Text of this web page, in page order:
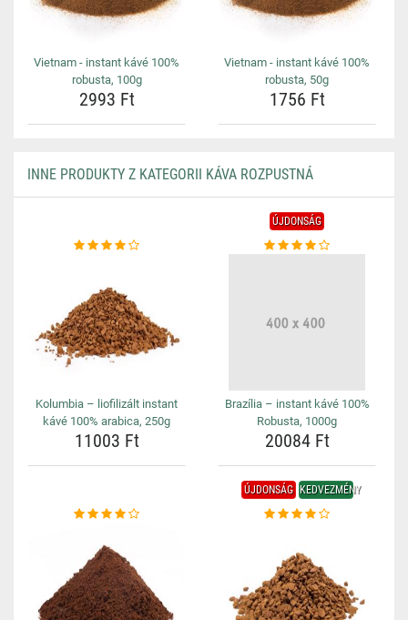
Vietnam - instant kávé 100%
robusta, 100g
2993 Ft
Vietnam - instant kávé 100%
robusta, 50g
1756 Ft
INNE PRODUKTY Z KATEGORII KÁVA ROZPUSTNÁ
Kolumbia – liofilizált instant
kávé 100% arabica, 250g
11003 Ft
ÚJDONSÁG
Brazília – instant kávé 100%
Robusta, 1000g
20084 Ft
ÚJDONSÁG KEDVEZMÉNY